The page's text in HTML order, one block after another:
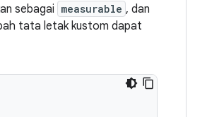
sebagai measurable , dan
tata letak kustom dapat